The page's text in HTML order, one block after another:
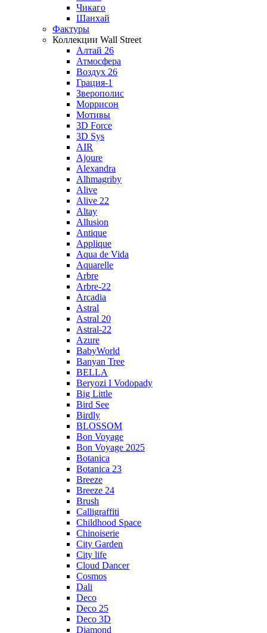
Чикаго
Шанхай
Фактуры
Коллекции Wall Street
Алтай 26
Атмосфера
Воздух 26
Грация-1
Зверополис
Моррисон
Мотивы
3D Force
3D Sys
AIR
Ajoure
Alexandra
Alhmagriby
Alive
Alive 22
Altay
Allusion
Antique
Applique
Aqua de Vida
Aquarelle
Arbre
Arbre-22
Arcadia
Astral
Astral 20
Astral-22
Azure
BabyWorld
Banyan Tree
BELLA
Beryozi I Vodopady
Big Little
Bird See
Birdly
BLOSSOM
Bon Voyage
Bon Voyage 2025
Botanica
Botanica 23
Breeze
Breeze 24
Brush
Calligraffiti
Childhood Space
Chinoiserie
City Garden
City life
Cloud Dancer
Cosmos
Dali
Deco
Deco 25
Deco 3D
Diamond